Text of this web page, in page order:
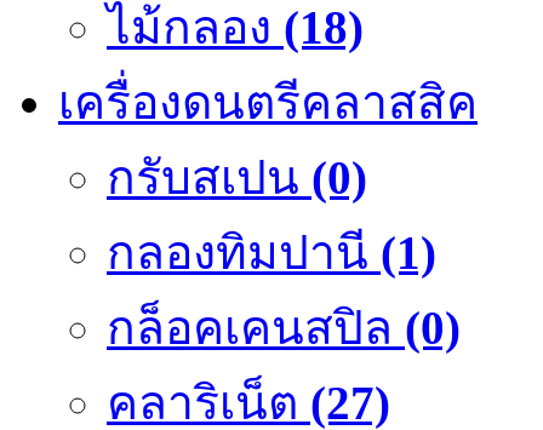
ไม้กลอง (18)
เครื่องดนตรีคลาสสิค
กรับสเปน (0)
กลองทิมปานี (1)
กล็อคเคนสปิล (0)
คลาริเน็ต (27)